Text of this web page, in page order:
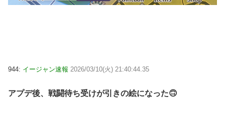
944: イージャン速報 2026/03/10(火) 21:40:44.35
アプデ後、戦闘待ち受けが引きの絵になった🙃